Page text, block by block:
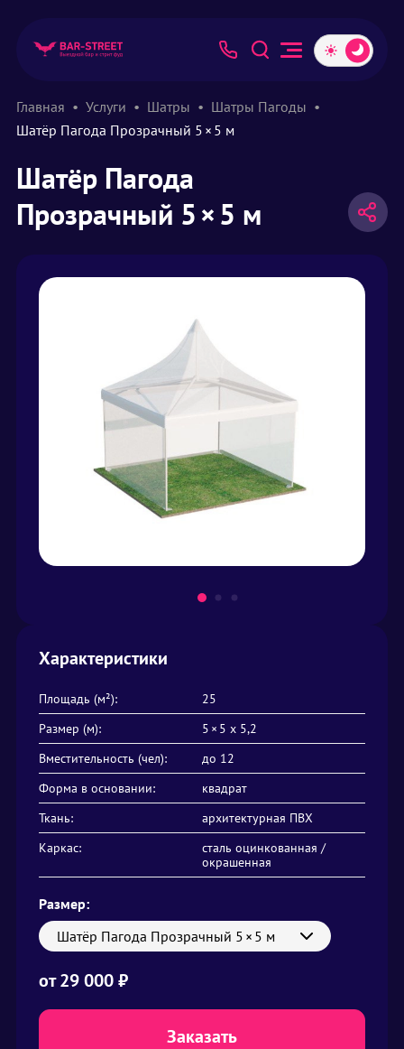
Главная Услуги Шатры
Шатры Пагоды
Шатёр Пагода Прозрачный 5 × 5 м
Шатёр Пагода
Прозрачный 5 × 5 м
Характеристики
Площадь (м²):
25
Размер (м):
5 × 5 х 5,2
Вместительность (чел):
до 12
Форма в основании:
квадрат
Ткань:
архитектурная ПВХ
Каркас:
сталь оцинкованная /
окрашенная
Размер:
Шатёр Пагода Прозрачный 5 × 5 м
от29 000 ₽
Заказать